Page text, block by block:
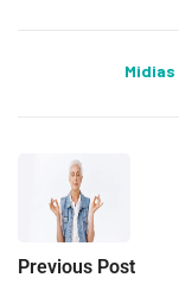
Midias
Previous Post